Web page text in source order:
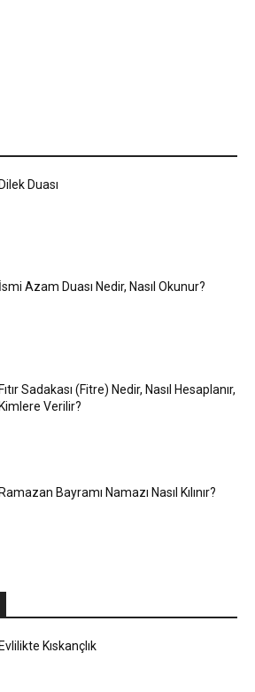
Duası
İsmi Azam Duası Nedir, Nasıl Okunur?
Fıtır Sadakası (Fitre) Nedir, Nasıl Hesaplanır,
Kimlere Verilir?
Bayramı Namazı Nasıl Kılınır?
Evlilikte Kıskançlık